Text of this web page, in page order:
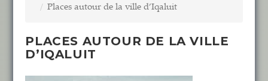
Places autour de la ville d’Iqaluit
PLACES AUTOUR DE LA VILLE
D’IQALUIT